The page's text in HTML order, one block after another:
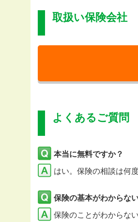
取扱い保険会社
よくあるご質問
本当に無料ですか？
はい。保険の相談は何
保険の基本がわからな
保険のことがわからな